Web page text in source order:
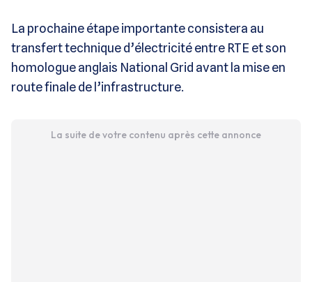
La prochaine étape importante consistera au
transfert technique d’électricité entre RTE et son
homologue anglais National Grid avant la mise en
route finale de l’infrastructure.
La suite de votre contenu après cette annonce